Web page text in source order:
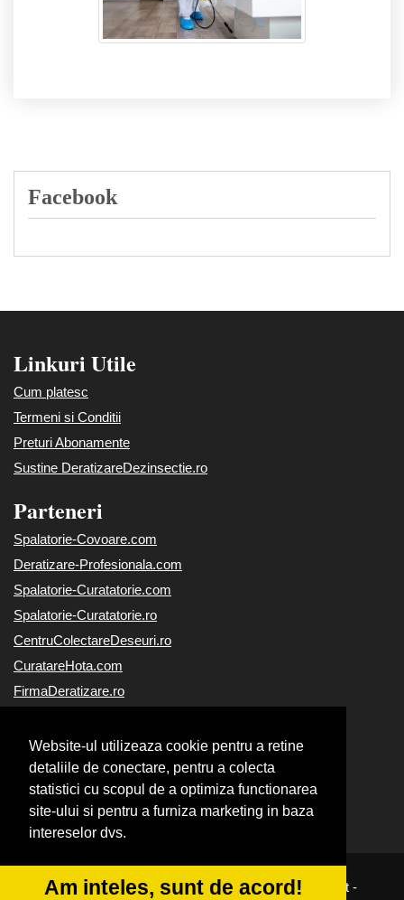
Website-ul utilizeaza cookie pentru a retine
detaliile de conectare, pentru a colecta
statistici cu scopul de a optimiza functionarea
site-ului si pentru a furniza marketing in baza
intereselor dvs.
Am inteles, sunt de acord!
Facebook
Linkuri Utile
Cum platesc
Termeni si Conditii
Preturi Abonamente
Sustine DeratizareDezinsectie.ro
Parteneri
Spalatorie-Covoare.com
Deratizare-Profesionala.com
Spalatorie-Curatatorie.com
Spalatorie-Curatatorie.ro
CentruColectareDeseuri.ro
CuratareHota.com
FirmaDeratizare.ro
Alpinist-Utilitar.com
Curatenie-Generala.com
Servicii-DDD.com
Servicii-Deratizare.com
© 2014-2026 |Powered byVilonMedia &Tokaido Consult -